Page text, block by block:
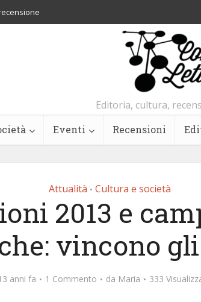
Editoria, cultura,
Eventi Recensioni
Attualità • Cultura e società
2013 e
vincono
anni fa 1 Commento da Maria 333